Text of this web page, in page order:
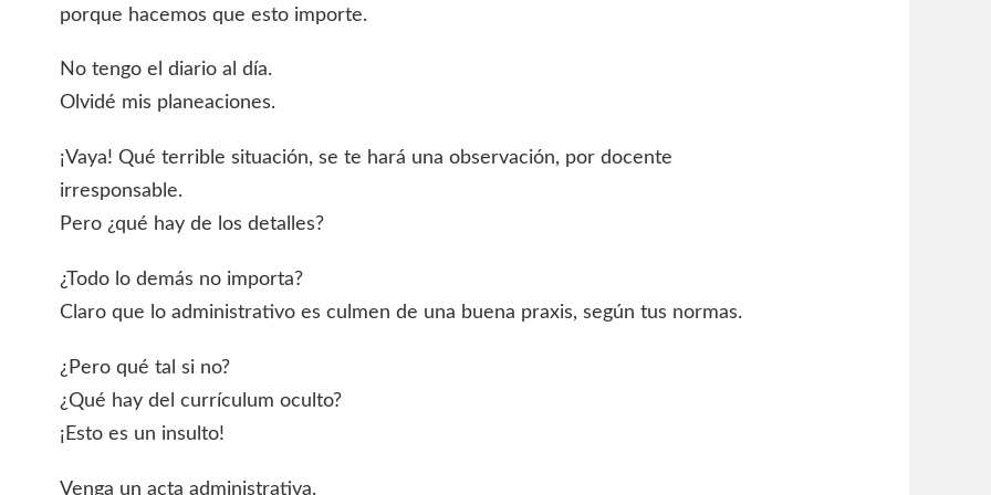
porque hacemos que esto importe.
No tengo el diario al día.
Olvidé mis planeaciones.
¡Vaya! Qué terrible situación, se te hará una observación, por docente
irresponsable.
Pero ¿qué hay de los detalles?
¿Todo lo demás no importa?
Claro que lo administrativo es culmen de una buena praxis, según tus normas.
¿Pero qué tal si no?
¿Qué hay del currículum oculto?
¡Esto es un insulto!
Venga un acta administrativa.